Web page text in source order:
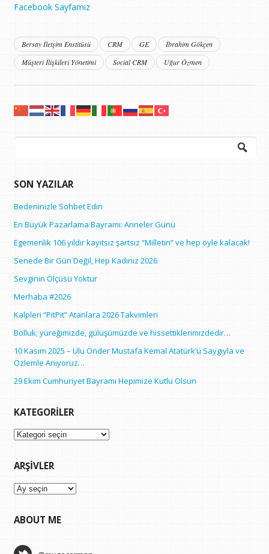
Facebook Sayfamız
Bersay İletşim Enstitüsü CRM GE
İbrahim Gökçen
Müşteri İlişkileri Yönetimi
Social CRM Uğur Özmen
Arama:
SON YAZILAR
Bedeninizle Sohbet Edin
En Büyük Pazarlama Bayramı: Anneler Günü
Egemenlik 106 yıldır kayıtsız şartsız “Milletin” ve hep öyle kalacak!
Senede Bir Gün Değil, Hep Kadınız 2026
Sevginin Ölçüsü Yoktur
Merhaba #2026
Kalpleri “PitPit” Atanlara 2026 Takvimleri
Bolluk; yüreğimizde, gülüşümüzde ve hissettiklerimizdedir…
10 Kasım 2025 – Ulu Önder Mustafa Kemal Atatürk’ü Saygıyla ve
Özlemle Anıyoruz…
29 Ekim Cumhuriyet Bayramı Hepimize Kutlu Olsun
KATEGORILER
Kategoriler
ARŞIVLER
Arşivler
ABOUT ME